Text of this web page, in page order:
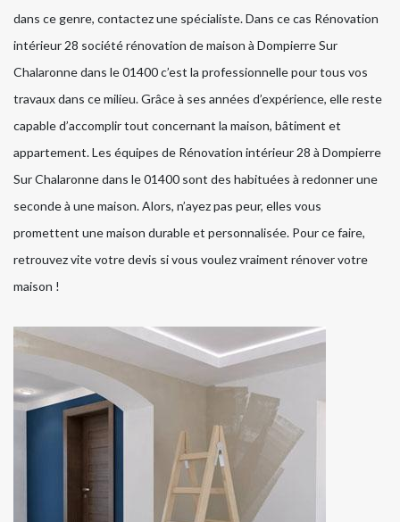
dans ce genre, contactez une spécialiste. Dans ce cas Rénovation
intérieur 28 société rénovation de maison à Dompierre Sur
Chalaronne dans le 01400 c’est la professionnelle pour tous vos
travaux dans ce milieu. Grâce à ses années d’expérience, elle reste
capable d’accomplir tout concernant la maison, bâtiment et
appartement. Les équipes de Rénovation intérieur 28 à Dompierre
Sur Chalaronne dans le 01400 sont des habituées à redonner une
seconde à une maison. Alors, n’ayez pas peur, elles vous
promettent une maison durable et personnalisée. Pour ce faire,
retrouvez vite votre devis si vous voulez vraiment rénover votre
maison !